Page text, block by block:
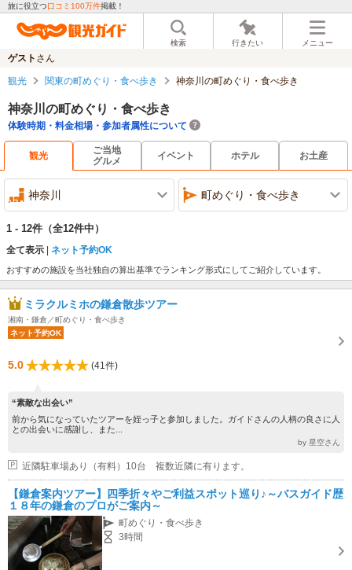
旅に役立つ口コミ100万件掲載！
検索 行きたい メニュー
ゲスト さん
観光 関東の町めぐり・食べ歩き 神奈川の町めぐり・食べ歩き
神奈川の町めぐり・食べ歩き
体験時期・料金相場・参加者属性について
観光
ご当地
グルメ
イベント ホテル お土産
神奈川 町めぐり・食べ歩き
1 - 12件 （全12件中）
全て表示 ネット予約OK
おすすめの施設を当社独自の算出基準でランキング形式にしてご紹介しています。
ミラクルミホの鎌倉散歩ツアー
湘南・鎌倉／町めぐり・食べ歩き
ネット予約OK
5.0 (41件)
“素敵な出会い”
前から気になっていたツアーを姪っ子と参加しました。ガイドさんの人柄の良さに人
との出会いに感謝し、また...
by 星空さん
近隣駐車場あり（有料）10台 複数近隣に有ります。
【鎌倉案内ツアー】四季折々やご利益スポット巡り♪～バスガイド歴
１８年の鎌倉のプロがご案内～
町めぐり・食べ歩き
3時間